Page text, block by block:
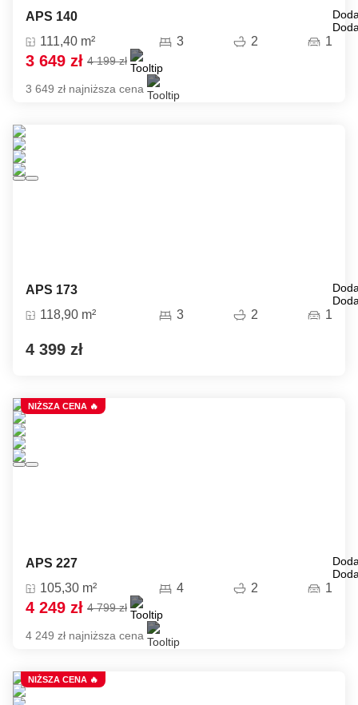
APS 140
111,40 m² 3 2 1
3 649 zł 4 199 zł
3 649 zł najniższa cena
APS 173
118,90 m² 3 2 1
4 399 zł
APS 227
105,30 m² 4 2 1
4 249 zł 4 799 zł
4 249 zł najniższa cena
NIŻSZA CENA 🔥
NIŻSZA CENA 🔥